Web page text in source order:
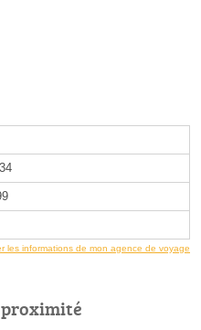
les informations de mon agence de voyage
proximité